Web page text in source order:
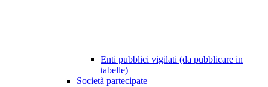
Enti pubblici vigilati (da pubblicare in
tabelle)
Società partecipate